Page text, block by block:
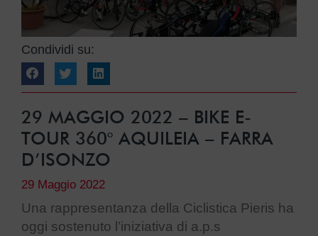
Condividi su:
29 MAGGIO 2022 – BIKE E-
TOUR 360° AQUILEIA – FARRA
D’ISONZO
29 Maggio 2022
Una rappresentanza della Ciclistica Pieris ha
oggi sostenuto l’iniziativa di a.p.s